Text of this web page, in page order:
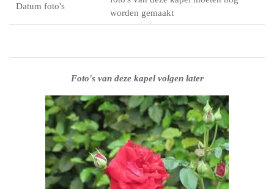
Datum foto's
worden gemaakt
Foto's van deze kapel volgen later